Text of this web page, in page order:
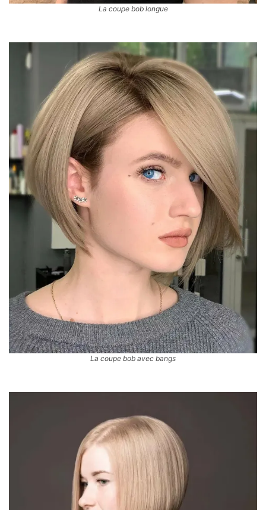
La coupe bob longue
La coupe bob avec bangs